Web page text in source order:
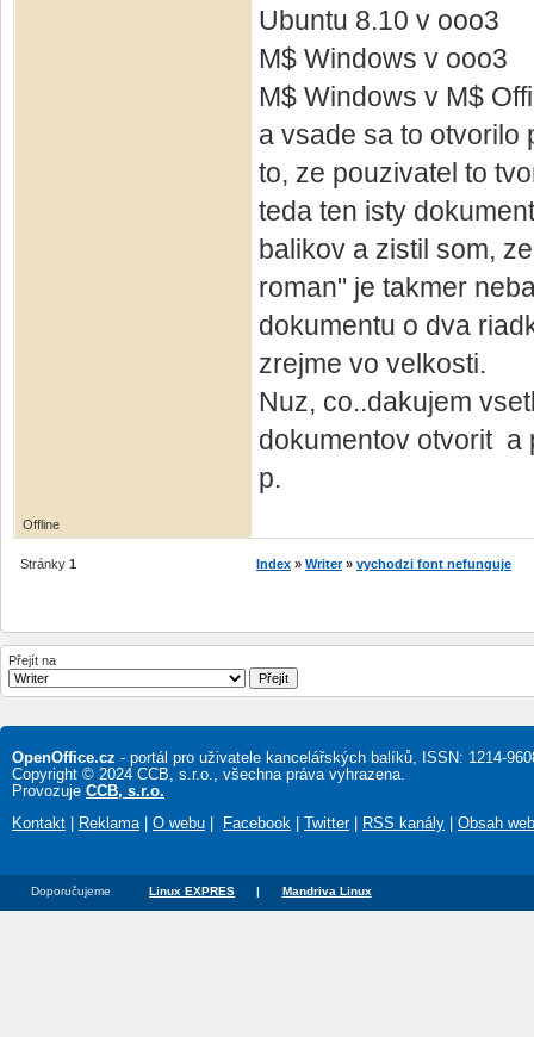
Ubuntu 8.10 v ooo3
M$ Windows v ooo3
M$ Windows v M$
a vsade sa to otvorilo
to, ze pouzivatel to
teda ten isty
balikov a zistil som,
roman" je takmer
dokumentu o dva
zrejme vo velkosti.
Nuz, co..dakujem
dokumentov otvorit a
p.
Offline
Stránky 1 Index » Writer » vychodzi font nefunguje
Přejít na
OpenOffice.cz - portál pro uživatele kancelářských balíků, ISSN: 1214-
Copyright © 2024 CCB, s.r.o., všechna práva vyhrazena.
Provozuje CCB, s.r.o.
Kontakt
Reklama O webu Facebook Twitter| RSS kanály Obsah
Doporučujeme Linux EXPRES | Mandriva Linux